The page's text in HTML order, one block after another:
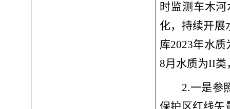
时监测车木
化，持续开展
库2023年水
8月水质为II类
2.一是参
保护区红线矢